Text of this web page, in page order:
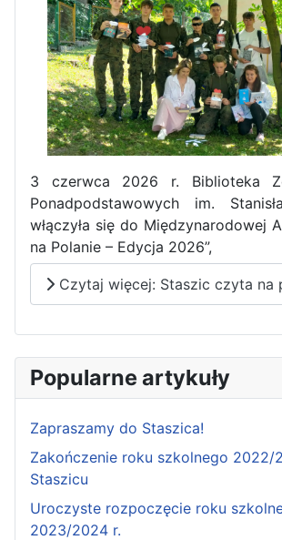
3 czerwca 2026 r. Biblioteka
Ponadpodstawowych im.
włączyła się do Międzynarodowej
na Polanie – Edycja 2026”,
Czytaj więcej: Staszic czyta na
Popularne artykuły
Zapraszamy do Staszica!
Zakończenie roku szkolnego 2022/
Staszicu
Uroczyste rozpoczęcie roku
2023/2024 r.